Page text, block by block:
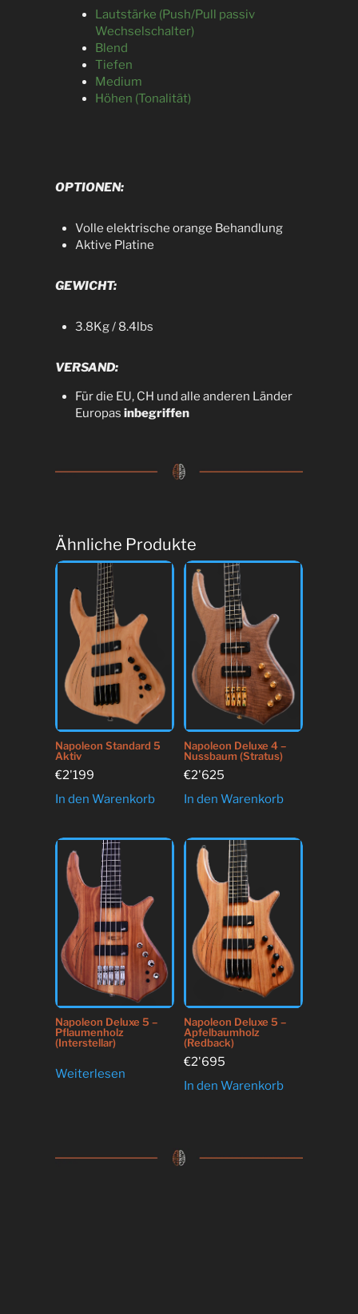
Lautstärke (Push/Pull passiv
Wechselschalter)
Blend
Tiefen
Medium
Höhen (Tonalität)
OPTIONEN:
Volle elektrische orange Behandlung
Aktive Platine
GEWICHT:
3.8Kg / 8.4lbs
VERSAND:
Für die EU, CH und alle anderen Länder
Europas inbegriffen
Ähnliche Produkte
Napoleon Standard 5
Aktiv
€2'199
In den Warenkorb
Napoleon Deluxe 4 –
Nussbaum (Stratus)
€2'625
In den Warenkorb
Napoleon Deluxe 5 –
Pflaumenholz
(Interstellar)
Weiterlesen
Napoleon Deluxe 5 –
Apfelbaumholz
(Redback)
€2'695
In den Warenkorb